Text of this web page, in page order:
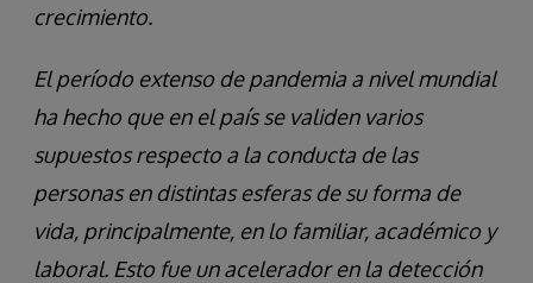
crecimiento.
El período extenso de pandemia a nivel mundial
ha hecho que en el país se validen varios
supuestos respecto a la conducta de las
personas en distintas esferas de su forma de
vida, principalmente, en lo familiar, académico y
laboral. Esto fue un acelerador en la detección